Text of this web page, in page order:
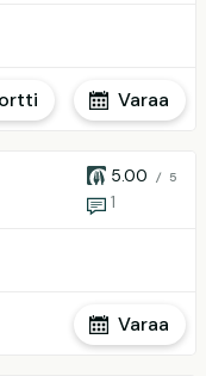
Varaa
5.00 / 5
1
Varaa